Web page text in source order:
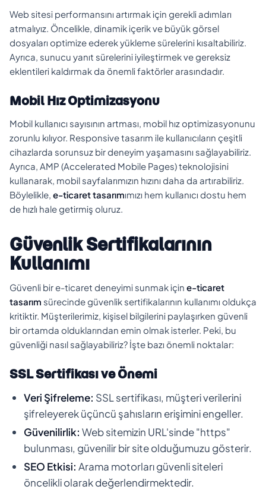
Web sitesi performansını artırmak için gerekli adımları
atmalıyız. Öncelikle, dinamik içerik ve büyük görsel
dosyaları optimize ederek yükleme sürelerini kısaltabiliriz.
Ayrıca, sunucu yanıt sürelerini iyileştirmek ve gereksiz
eklentileri kaldırmak da önemli faktörler arasındadır.
Mobil Hız Optimizasyonu
Mobil kullanıcı sayısının artması, mobil hız optimizasyonunu
zorunlu kılıyor. Responsive tasarım ile kullanıcıların çeşitli
cihazlarda sorunsuz bir deneyim yaşamasını sağlayabiliriz.
Ayrıca, AMP (Accelerated Mobile Pages) teknolojisini
kullanarak, mobil sayfalarımızın hızını daha da artırabiliriz.
Böylelikle, e-ticaret tasarımımızı hem kullanıcı dostu hem
de hızlı hale getirmiş oluruz.
Güvenlik Sertifikalarının
Kullanımı
Güvenli bir e-ticaret deneyimi sunmak için e-ticaret
tasarım sürecinde güvenlik sertifikalarının kullanımı oldukça
kritiktir. Müşterilerimiz, kişisel bilgilerini paylaşırken güvenli
bir ortamda olduklarından emin olmak isterler. Peki, bu
güvenliği nasıl sağlayabiliriz? İşte bazı önemli noktalar:
SSL Sertifikası ve Önemi
Veri Şifreleme: SSL sertifikası, müşteri verilerini
şifreleyerek üçüncü şahısların erişimini engeller.
Güvenilirlik: Web sitemizin URL'sinde "https"
bulunması, güvenilir bir site olduğumuzu gösterir.
SEO Etkisi: Arama motorları güvenli siteleri
öncelikli olarak değerlendirmektedir.